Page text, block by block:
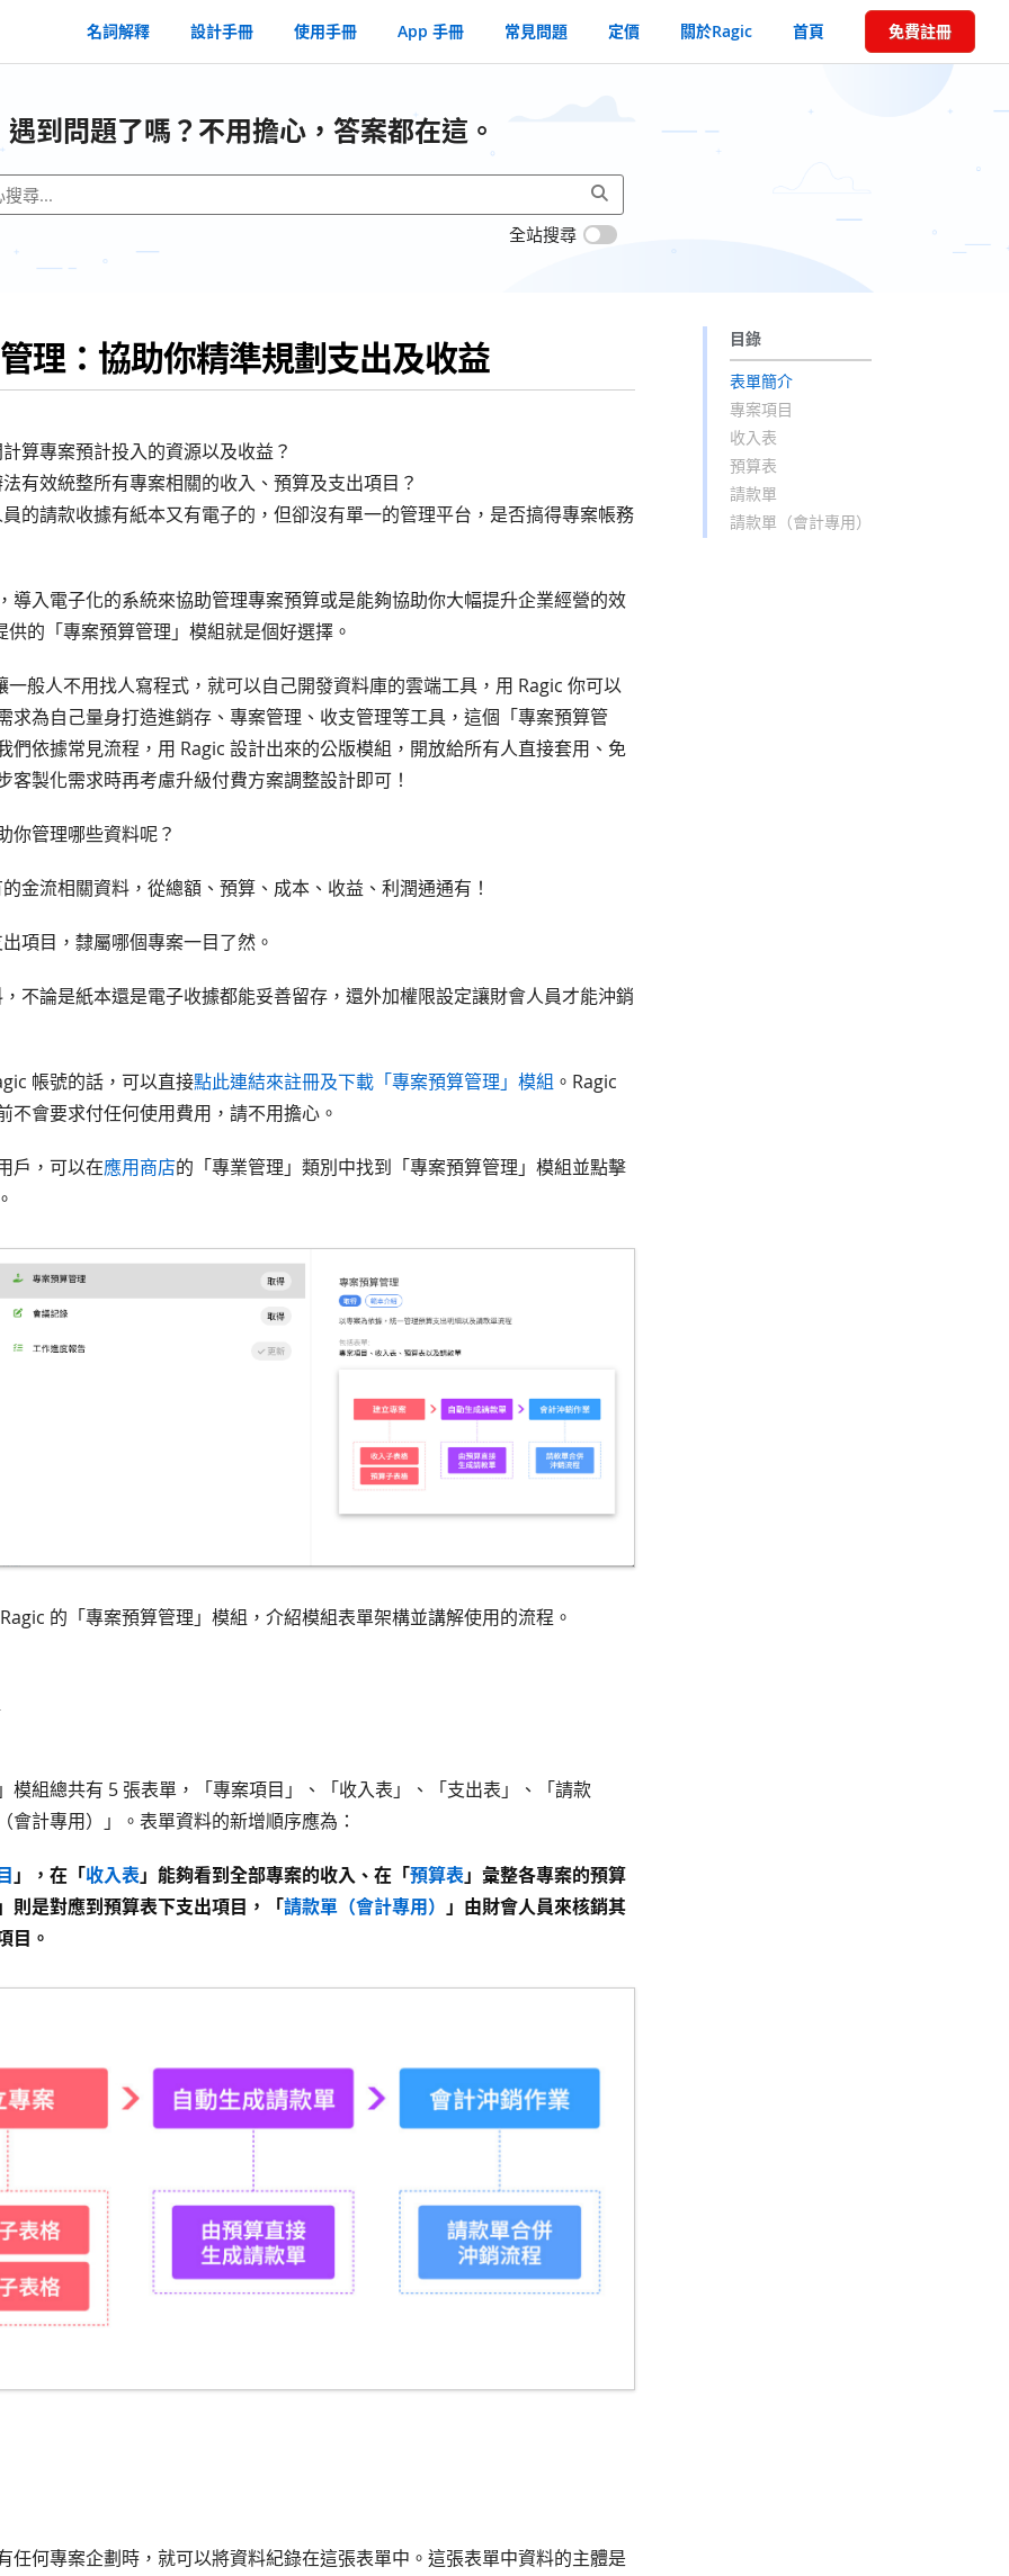
名詞解釋 設計手冊 使用手冊 App 手冊 常見問題 定價 關於Ragic 首頁 免費註冊
遇到問題了嗎？不用擔心，答案都在這。
全站搜尋
目錄
表單簡介
專案項目
收入表
預算表
請款單
請款單（會計專用）
理：協助你精準規劃支出及收益
算專案預計投入的資源以及收益？
有效統整所有專案相關的收入、預算及支出項目？
的請款收據有紙本又有電子的，但卻沒有單一的管理平台，是否搞得專案帳務
導入電子化的系統來協助管理專案預算或是能夠協助你大幅提升企業經營的效
供的「專案預算管理」模組就是個好選擇。
一般人不用找人寫程式，就可以自己開發資料庫的雲端工具，用 Ragic 你可以
求為自己量身打造進銷存、專案管理、收支管理等工具，這個「專案預算管
們依據常見流程，用 Ragic 設計出來的公版模組，開放給所有人直接套用、免
客製化需求時再考慮升級付費方案調整設計即可！
你管理哪些資料呢？
金流相關資料，從總額、預算、成本、收益、利潤通通有！
項目，隸屬哪個專案一目了然。
不論是紙本還是電子收據都能妥善留存，還外加權限設定讓財會人員才能沖銷
帳號的話，可以直接點此連結來註冊及下載「專案預算管理」模組 。Ragic
不會要求付任何使用費用，請不用擔心。
戶，可以在應用商店的「專業管理」類別中找到「專案預算管理」模組並點擊
的「專案預算管理」模組，介紹模組表單架構並講解使用的流程。
模組總共有 5 張表單，「專案項目」、「收入表」、「支出表」、「請款
會計專用）」。表單資料的新增順序應為：
」，在「收入表」能夠看到全部專案的收入、在「預算表」彙整各專案的預算
則是對應到預算表下支出項目，「請款單（會計專用） 」由財會人員來核銷其
目。
任何專案企劃時，就可以將資料紀錄在這張表單中。這張表單中資料的主體是